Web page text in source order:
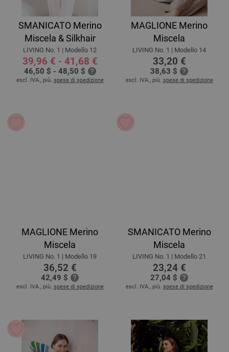
SMANICATO Merino
Miscela & Silkhair
LIVING No. 1 | Modello 12
39,96 € - 41,68 €
46,50 $ - 48,50 $
escl. IVA., più. spese di spedizione
MAGLIONE Merino
Miscela
LIVING No. 1 | Modello 14
33,20 €
38,63 $
escl. IVA., più. spese di spedizione
MAGLIONE Merino
Miscela
LIVING No. 1 | Modello 19
36,52 €
42,49 $
escl. IVA., più. spese di spedizione
SMANICATO Merino
Miscela
LIVING No. 1 | Modello 21
23,24 €
27,04 $
escl. IVA., più. spese di spedizione